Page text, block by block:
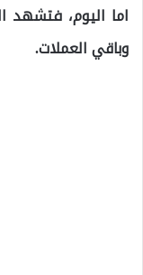
اما اليوم، فتشهد
وباقي العملات.